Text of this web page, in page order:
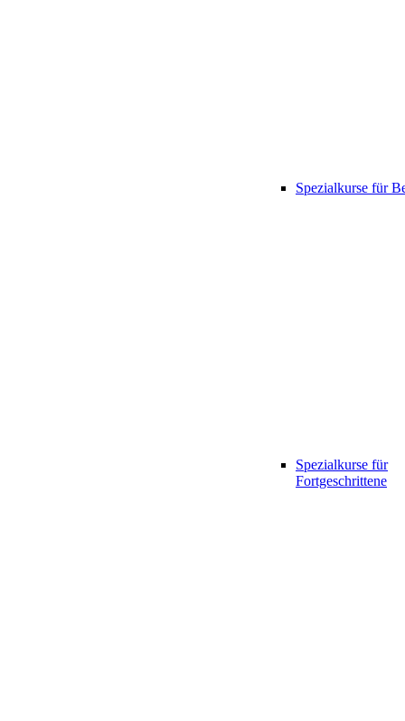
Spezialkurse für
Spezialkurse für
Fortgeschrittene